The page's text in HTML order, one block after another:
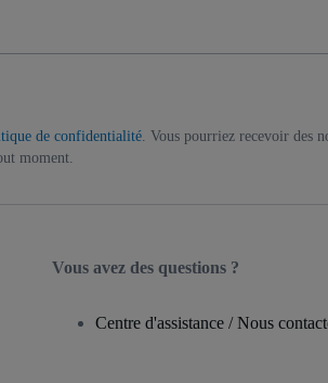
de confidentialité. Vous pourriez recevoir des
moment.
Vous avez des questions ?
Centre d'assistance / Nous